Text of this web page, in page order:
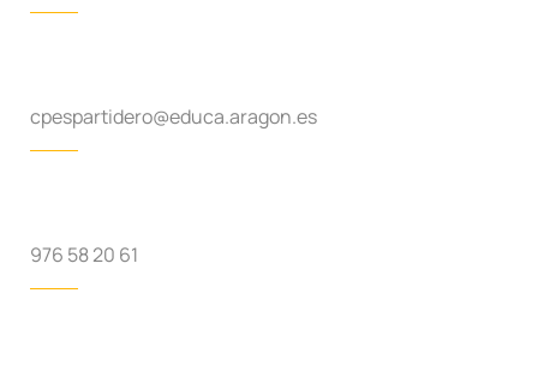
cpespartidero@educa.aragon.es
976 58 20 61